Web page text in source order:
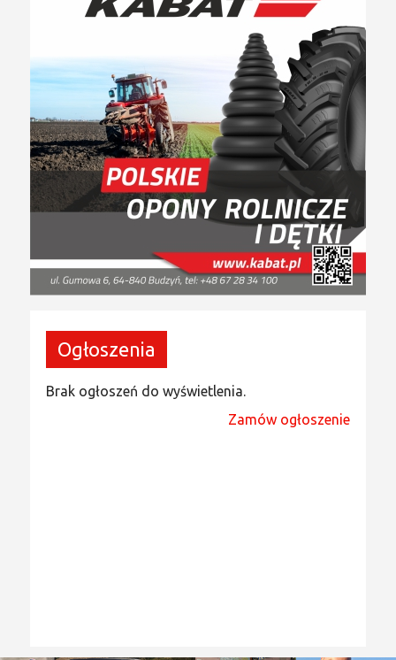
Ogłoszenia
Brak ogłoszeń do wyświetlenia.
Zamów ogłoszenie